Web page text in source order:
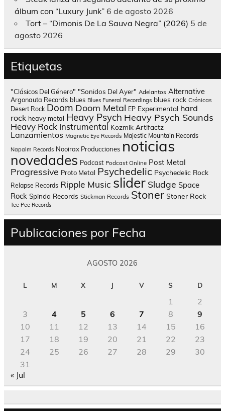
álbum con “Luxury Junk” 6 de agosto 2026
Tort – “Dimonis De La Sauva Negra” (2026) 5 de
agosto 2026
Etiquetas
"Clásicos Del Género" "Sonidos Del Ayer" Adelantos Alternative
Argonauta Records blues Blues Funeral Recordings blues rock Crónicas
Desert Rock Doom Doom Metal EP Experimental hard
rock heavy metal Heavy Psych Heavy Psych Sounds
Heavy Rock Instrumental Kozmik Artifactz
Lanzamientos Magnetic Eye Records Majestic Mountain Records
Napalm Records Nooirax Producciones noticias
novedades Podcast Podcast Online Post Metal
Progressive Proto Metal Psychedelic Psychedelic Rock
Relapse Records Ripple Music slider Sludge Space
Rock Spinda Records Stickman Records Stoner Stoner Rock
Tee Pee Records
Publicaciones por Fecha
AGOSTO 2026
L M X J V S D
1
2
3
4 5 6 7 8
9
10
11 12 13 14 15
16
17
18 19 20 21 22
23
24
25 26 27 28 29
30
31
« Jul